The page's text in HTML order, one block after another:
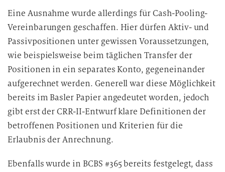
Eine Ausnahme wurde allerdings für Cash-Pooling-
Vereinbarungen geschaffen. Hier dürfen Aktiv- und
Passivpositionen unter gewissen Voraussetzungen,
wie beispielsweise beim täglichen Transfer der
Positionen in ein separates Konto, gegeneinander
aufgerechnet werden. Generell war diese Möglichkeit
bereits im Basler Papier angedeutet worden, jedoch
gibt erst der CRR-II-Entwurf klare Definitionen der
betroffenen Positionen und Kriterien für die
Erlaubnis der Anrechnung.
Ebenfalls wurde in BCBS #365 bereits festgelegt, dass